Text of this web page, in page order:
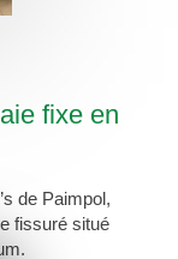
fixe en
de Paimpol,
fissuré situé